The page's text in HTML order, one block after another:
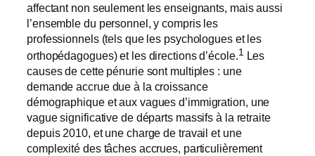
affectant non seulement les enseignants, mais aussi
l’ensemble du personnel, y compris les
professionnels (tels que les psychologues et les
orthopédagogues) et les directions d’école.1Les
causes de cette pénurie sont multiples : une
demande accrue due à la croissance
démographique et aux vagues d’immigration, une
vague significative de départs massifs à la retraite
depuis 2010, et une charge de travail et une
complexité des tâches accrues, particulièrement